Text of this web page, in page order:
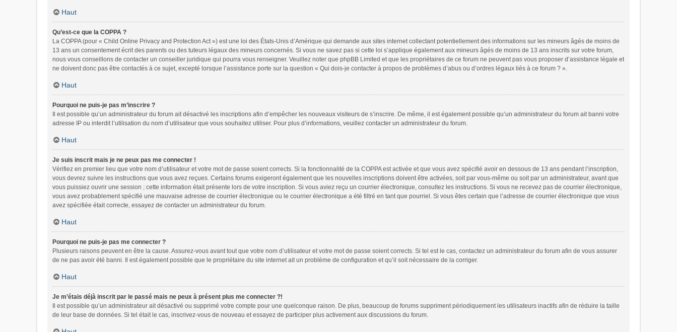
Haut
Qu’est-ce que la COPPA ?
La COPPA (pour « Child Online Privacy and Protection Act ») est une loi des États-Unis d’Amérique qui demande aux sites internet collectant potentiellement des informations sur les mineurs âgés de moins de
13 ans un consentement écrit des parents ou des tuteurs légaux des mineurs concernés. Si vous ne savez pas si cette loi s’applique également aux mineurs âgés de moins de 13 ans inscrits sur votre forum,
nous vous conseillons de contacter un conseiller juridique qui pourra vous renseigner. Veuillez noter que phpBB Limited et que les propriétaires de ce forum ne peuvent pas vous proposer d’assistance légale et
ne doivent donc pas être contactés à ce sujet, excepté lorsque l’assistance porte sur la question « Qui dois-je contacter à propos de problèmes d’abus ou d’ordres légaux liés à ce forum ? ».
Haut
Pourquoi ne puis-je pas m’inscrire ?
Il est possible qu’un administrateur du forum ait désactivé les inscriptions afin d’empêcher les nouveaux visiteurs de s’inscrire. De même, il est également possible qu’un administrateur du forum ait banni votre
adresse IP ou interdit l’utilisation du nom d’utilisateur que vous souhaitez utiliser. Pour plus d’informations, veuillez contacter un administrateur du forum.
Haut
Je suis inscrit mais je ne peux pas me connecter !
Vérifiez en premier lieu que votre nom d’utilisateur et votre mot de passe soient corrects. Si la fonctionnalité de la COPPA est activée et que vous avez spécifié avoir en dessous de 13 ans pendant l’inscription,
vous devrez suivre les instructions que vous avez reçues. Certains forums exigeront également que les nouvelles inscriptions doivent être activées, soit par vous-même ou soit par un administrateur, avant que
vous puissiez ouvrir une session ; cette information était présente lors de votre inscription. Si vous aviez reçu un courrier électronique, consultez les instructions. Si vous ne recevez pas de courrier électronique,
vous avez probablement spécifié une mauvaise adresse de courrier électronique ou le courrier électronique a été filtré en tant que pourriel. Si vous êtes certain que l’adresse de courrier électronique que vous
avez spécifiée était correcte, essayez de contacter un administrateur du forum.
Haut
Pourquoi ne puis-je pas me connecter ?
Plusieurs raisons peuvent en être la cause. Assurez-vous avant tout que votre nom d’utilisateur et votre mot de passe soient corrects. Si tel est le cas, contactez un administrateur du forum afin de vous assurer
de ne pas avoir été banni. Il est également possible que le propriétaire du site internet ait un problème de configuration et qu’il soit nécessaire de la corriger.
Haut
Je m’étais déjà inscrit par le passé mais ne peux à présent plus me connecter ?!
Il est possible qu’un administrateur ait désactivé ou supprimé votre compte pour une quelconque raison. De plus, beaucoup de forums suppriment périodiquement les utilisateurs inactifs afin de réduire la taille
de leur base de données. Si tel était le cas, inscrivez-vous de nouveau et essayez de participer plus activement aux discussions du forum.